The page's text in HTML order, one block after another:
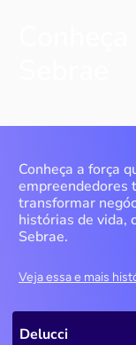
Conheça a força
empreendedores
transformar
histórias de vida,
Sebrae.
Veja essa e mais
Delucci